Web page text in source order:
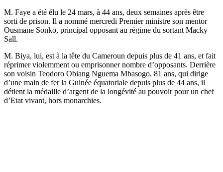
M. Faye a été élu le 24 mars, à 44 ans, deux semaines après être
sorti de prison. Il a nommé mercredi Premier ministre son mentor
Ousmane Sonko, principal opposant au régime du sortant Macky
Sall.
M. Biya, lui, est à la tête du Cameroun depuis plus de 41 ans, et fait
réprimer violemment ou emprisonner nombre d’opposants. Derrière
son voisin Teodoro Obiang Nguema Mbasogo, 81 ans, qui dirige
d’une main de fer la Guinée équatoriale depuis plus de 44 ans, il
détient la médaille d’argent de la longévité au pouvoir pour un chef
d’Etat vivant, hors monarchies.